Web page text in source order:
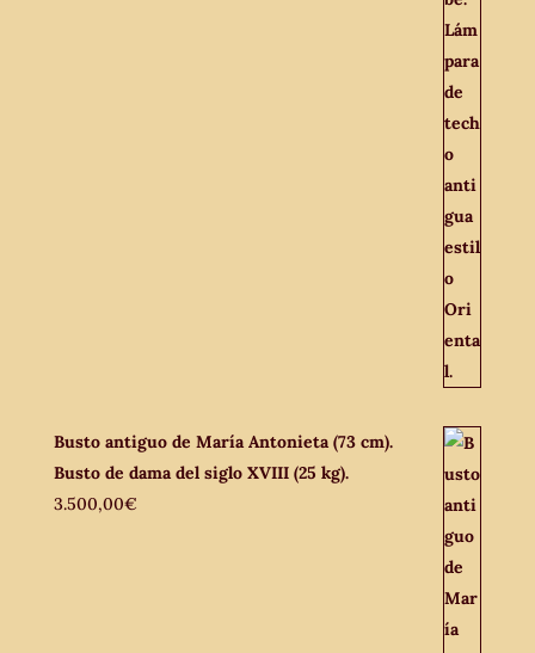
Busto antiguo de María Antonieta (73 cm).
Busto de dama del siglo XVIII (25 kg).
3.500,00€